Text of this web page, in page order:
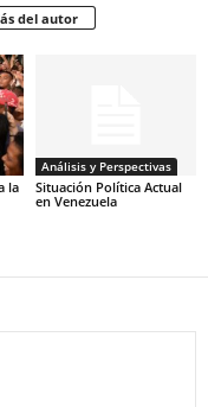
del autor
la
Análisis y Perspectivas
Situación Política Actual
en Venezuela